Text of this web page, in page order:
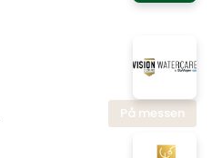
På messen